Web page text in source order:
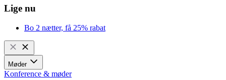
Lige nu
Bo 2 nætter, få 25% rabat
Møder
Konference & møder